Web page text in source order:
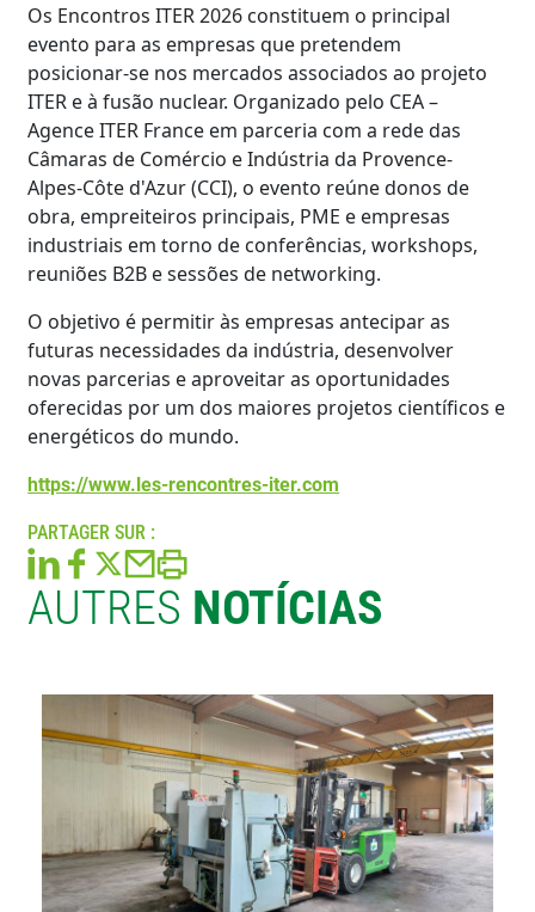
Os Encontros ITER 2026 constituem o principal
evento para as empresas que pretendem
posicionar-se nos mercados associados ao projeto
ITER e à fusão nuclear. Organizado pelo CEA –
Agence ITER France em parceria com a rede das
Câmaras de Comércio e Indústria da Provence-
Alpes-Côte d'Azur (CCI), o evento reúne donos de
obra, empreiteiros principais, PME e empresas
industriais em torno de conferências, workshops,
reuniões B2B e sessões de networking.
O objetivo é permitir às empresas antecipar as
futuras necessidades da indústria, desenvolver
novas parcerias e aproveitar as oportunidades
oferecidas por um dos maiores projetos científicos e
energéticos do mundo.
https://www.les-rencontres-iter.com
PARTAGER SUR :
AUTRES NOTÍCIAS